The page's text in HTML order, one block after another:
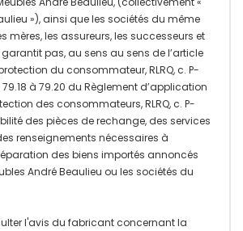
»), ainsi que les sociétés du même
mères, les assureurs, les successeurs et
pas, au sens au sens de l’article
du consommateur, RLRQ, c. P-
à 79.20 du Règlement d’application
des consommateurs, RLRQ, c. P-
des pièces de rechange, des services
renseignements nécessaires à
des biens importés annoncés
André Beaulieu ou les sociétés du
l'avis du fabricant concernant la